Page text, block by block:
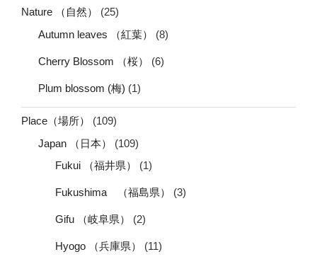
Nature （自然）
(25)
Autumn leaves （紅葉）
(8)
Cherry Blossom （桜） (6)
Plum blossom (梅) (1)
Place（場所）
(109)
Japan （日本）
(109)
Fukui （福井県）
(1)
Fukushima （福島県） (3)
Gifu （岐阜県） (2)
Hyogo （兵庫県） (11)